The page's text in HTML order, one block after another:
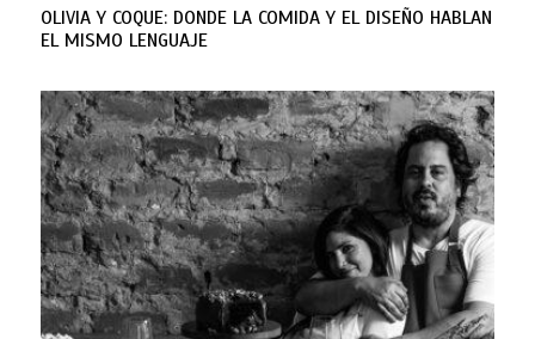
OLIVIA Y COQUE: DONDE LA COMIDA Y EL DISEÑO HABLAN
EL MISMO LENGUAJE